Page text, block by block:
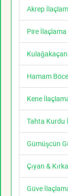
Akrep
Pire İlaçlama
Hamam
Kene
Tahta Kurdu
Gümüşcün
Çıyan &
Güve